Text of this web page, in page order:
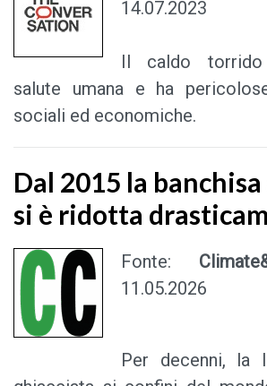
14.07.2023
Il caldo torrido
salute umana e ha
sociali ed economiche.
Dal 2015 la
si è ridotta
Fonte:
11.05.2026
Per decenni, la